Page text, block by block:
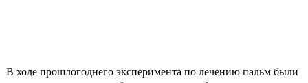
В ходе прошлогоднего эксперимента по лечению пальм были